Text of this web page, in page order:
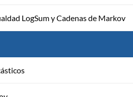
LogSum y Cadenas de Markov